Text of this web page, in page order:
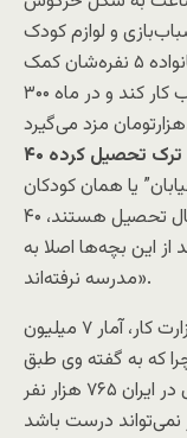
و لوازم کودک
جلب کند. او برای این که بتواند به خرج خانواده ۵ نفره‌شان کمک
کند، مجبور است از ساعت ۸ صبح تا ۸ شب کار کند و در ماه ۳۰۰
ترک تحصیل کرده
یا همان کودکان
کار گفته: «۳۴ درصد از کودکان خیابانی در حال تحصیل هستند، ۴۰
کرده‌اند و ۲۴ درصد از این بچه‌ها اصلا به
مدرسه نرفته‌اند».
مدیرکل دفتر امور آسیب‌های اجتماعی وزارت کار، آمار ۷ میلیون
که به گفته وی طبق
سرشماری سال ۱۳۹۰ شاغلان ۱۰ تا ۱۹ سال در ایران ۷۶۵ هزار نفر